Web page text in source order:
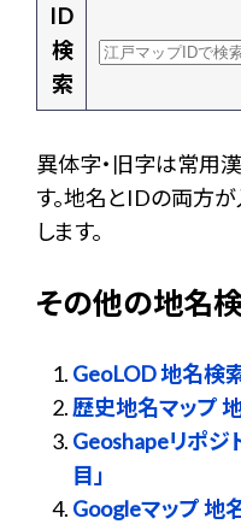
ID
検
索
異体字・旧字は常用
す。地名とIDの両方
します。
その他の地名
GeoLOD 地名検
歴史地名マップ
Geoshapeリポジ
目」
Googleマップ 地